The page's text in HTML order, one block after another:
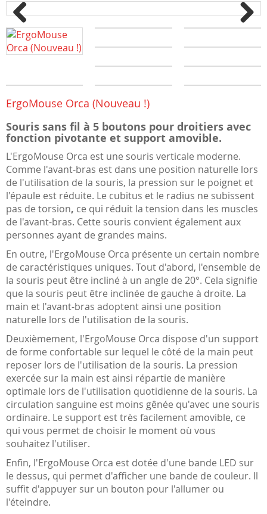
Previous
ErgoMouse Orca (Nouveau !)
Souris sans fil à 5 boutons pour droitiers avec
fonction pivotante et support amovible.
L'ErgoMouse Orca est une souris verticale moderne.
Comme l'avant-bras est dans une position naturelle lors
de l'utilisation de la souris, la pression sur le poignet et
l'épaule est réduite. Le cubitus et le radius ne subissent
pas de torsion, ce qui réduit la tension dans les muscles
de l'avant-bras. Cette souris convient également aux
personnes ayant de grandes mains.
En outre, l'ErgoMouse Orca présente un certain nombre
de caractéristiques uniques. Tout d'abord, l'ensemble de
la souris peut être incliné à un angle de 20°. Cela signifie
que la souris peut être inclinée de gauche à droite. La
main et l'avant-bras adoptent ainsi une position
naturelle lors de l'utilisation de la souris.
Deuxièmement, l'ErgoMouse Orca dispose d'un support
de forme confortable sur lequel le côté de la main peut
reposer lors de l'utilisation de la souris. La pression
exercée sur la main est ainsi répartie de manière
optimale lors de l'utilisation quotidienne de la souris. La
circulation sanguine est moins gênée qu'avec une souris
ordinaire. Le support est très facilement amovible, ce
qui vous permet de choisir le moment où vous
souhaitez l'utiliser.
Enfin, l'ErgoMouse Orca est dotée d'une bande LED sur
le dessus, qui permet d'afficher une bande de couleur. Il
suffit d'appuyer sur un bouton pour l'allumer ou
l'éteindre.